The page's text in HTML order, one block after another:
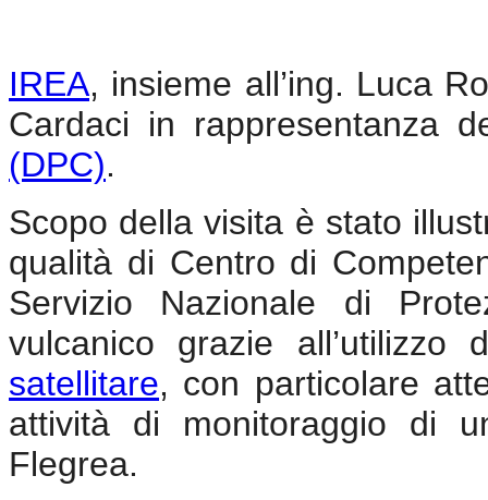
IREA, insieme all’ing. Luca
Cardaci in rappresentanza
(DPC).
Scopo della visita è stato
qualità di Centro di
Servizio Nazionale di
vulcanico grazie
satellitare, con particolare
attività di monitoraggio di
Flegrea.